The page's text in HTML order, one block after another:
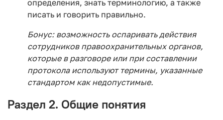
определения, знать терминологию, а также
писать и говорить правильно.
Бонус: возможность оспаривать действия
сотрудников правоохранительных органов,
которые в разговоре или при составлении
протокола используют термины, указанные
стандартом как недопустимые.
Раздел 2. Общие понятия